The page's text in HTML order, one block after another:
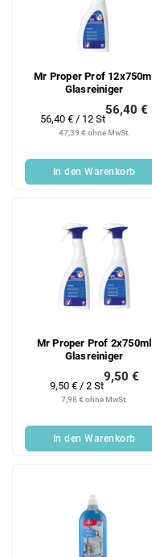
Mr Proper Prof 12x750ml
Glasreiniger
47,39 € ohne MwSt.
56,40 €
Verkaufspreis:
56,40 € / 12 St
In den Warenkorb
Mr Proper Prof 2x750ml
Glasreiniger
7,98 € ohne MwSt.
9,50 €
Verkaufspreis:
9,50 € / 2 St
In den Warenkorb